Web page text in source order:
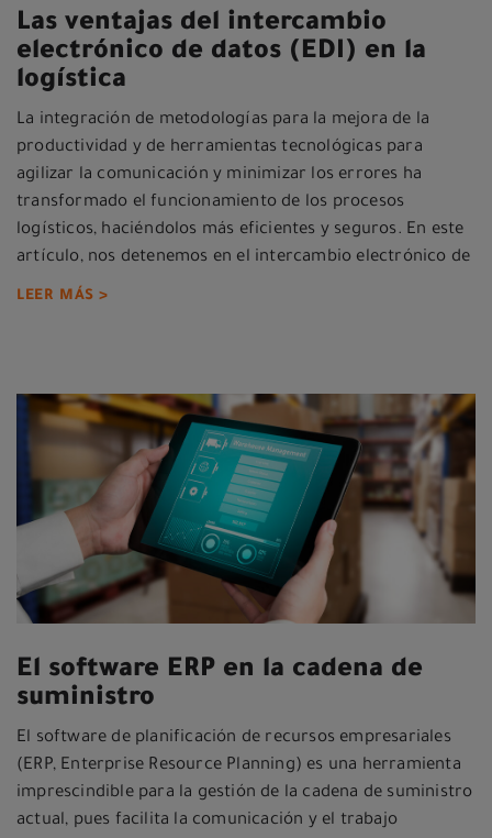
Las ventajas del intercambio
electrónico de datos (EDI) en la
logística
La integración de metodologías para la mejora de la
productividad y de herramientas tecnológicas para
agilizar la comunicación y minimizar los errores ha
transformado el funcionamiento de los procesos
logísticos, haciéndolos más eficientes y seguros. En este
artículo, nos detenemos en el intercambio electrónico de
LEER MÁS >
El software ERP en la cadena de
suministro
El software de planificación de recursos empresariales
(ERP, Enterprise Resource Planning) es una herramienta
imprescindible para la gestión de la cadena de suministro
actual, pues facilita la comunicación y el trabajo